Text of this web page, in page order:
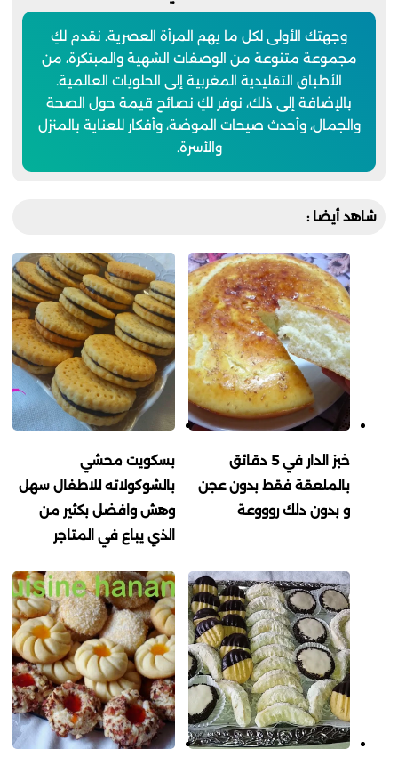
وجهتك الأولى لكل ما يهم المرأة العصرية. نقدم لكِ
مجموعة متنوعة من الوصفات الشهية والمبتكرة، من
الأطباق التقليدية المغربية إلى الحلويات العالمية.
بالإضافة إلى ذلك، نوفر لكِ نصائح قيمة حول الصحة
والجمال، وأحدث صيحات الموضة، وأفكار للعناية بالمنزل
والأسرة.
شاهد أيضا :
خبز الدار في 5 دقائق
بالملعقة فقط بدون عجن
و بدون دلك روووعة
بسكويت محشي
بالشوكولاته للاطفال سهل
وهش وافضل بكثير من
الذي يباع في المتاجر